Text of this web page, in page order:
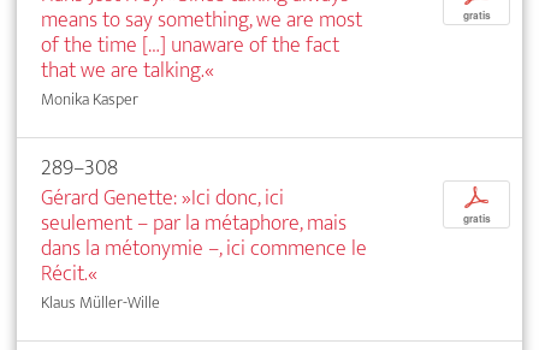
means to say something, we are most
of the time […] unaware of the fact
that we are talking.«
Monika Kasper
gratis
289–308
Gérard Genette: »Ici donc, ici
seulement – par la métaphore, mais
dans la métonymie –, ici commence le
Récit.«
Klaus Müller-Wille
p
gratis